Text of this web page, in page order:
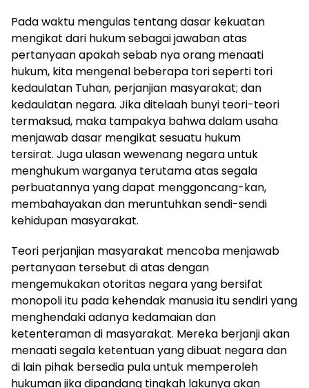
Pada waktu mengulas tentang dasar kekuatan
mengikat dari hukum sebagai jawaban atas
pertanyaan apakah sebab nya orang menaati
hukum, kita mengenal beberapa tori seperti tori
kedaulatan Tuhan, perjanjian masyarakat; dan
kedaulatan negara. Jika ditelaah bunyi teori-teori
termaksud, maka tampakya bahwa dalam usaha
menjawab dasar mengikat sesuatu hukum
tersirat. Juga ulasan wewenang negara untuk
menghukum warganya terutama atas segala
perbuatannya yang dapat menggoncang-kan,
membahayakan dan meruntuhkan sendi-sendi
kehidupan masyarakat.
Teori perjanjian masyarakat mencoba menjawab
pertanyaan tersebut di atas dengan
mengemukakan otoritas negara yang bersifat
monopoli itu pada kehendak manusia itu sendiri yang
menghendaki adanya kedamaian dan
ketenteraman di masyarakat. Mereka berjanji akan
menaati segala ketentuan yang dibuat negara dan
di lain pihak bersedia pula untuk memperoleh
hukuman jika dipandang tingkah lakunya akan